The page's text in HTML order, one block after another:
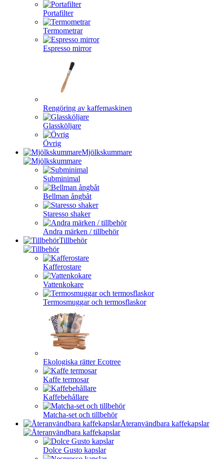
Portafilter
Termometrar
Espresso mirror
Rengöring av kaffemaskinen
Glassköljare
Övrig
Mjölkskummare
Subminimal
Bellman ångbåt
Staresso shaker
Andra märken / tillbehör
Tillbehör
Kafferostare
Vattenkokare
Termosmuggar och termosflaskor
Ekologiska rätter Ecotree
Kaffe termosar
Kaffebehållare
Matcha-set och tillbehör
Återanvändbara kaffekapslar
Dolce Gusto kapslar